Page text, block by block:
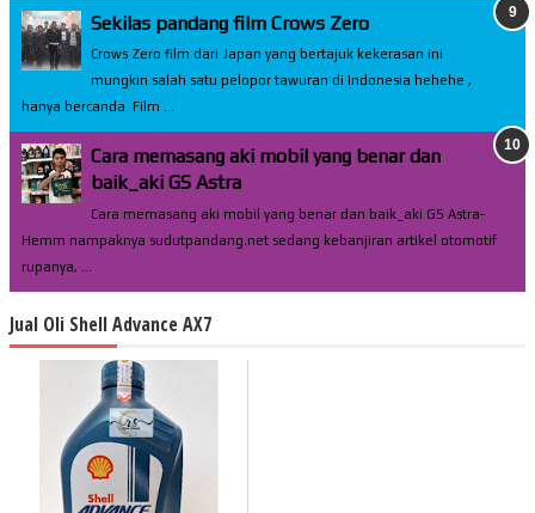
Sekilas pandang film Crows Zero
Crows Zero film dari Japan yang bertajuk kekerasan ini
mungkin salah satu pelopor tawuran di Indonesia hehehe ,
hanya bercanda. Film ...
Cara memasang aki mobil yang benar dan
baik_aki GS Astra
Cara memasang aki mobil yang benar dan baik_aki GS Astra-
Hemm nampaknya sudutpandang.net sedang kebanjiran artikel otomotif
rupanya, ...
Jual Oli Shell Advance AX7